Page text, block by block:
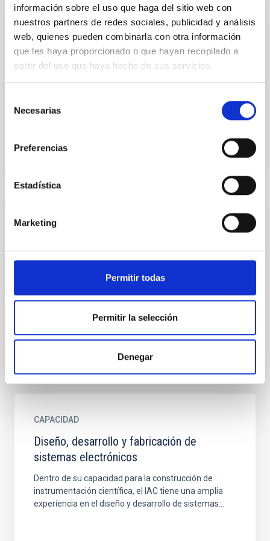
información sobre el uso que haga del sitio web con
nuestros partners de redes sociales, publicidad y análisis
web, quienes pueden combinarla con otra información
que les haya proporcionado o que hayan recopilado a
partir del uso que haya hecho de sus servicios.
Necesarias
Preferencias
Estadística
Marketing
Permitir todas
Permitir la selección
Denegar
CAPACIDAD
Caracterización de detectores
Los detectores, a pesar de su uso tan extendido y
simple en multitud de aplicaciones cotidianas,
utilización en...
aplicaciones informáticas de control
Los avances y la complejidad de los sistemas de
telescopios o infraestructuras donde se deban
CAPACIDAD
Diseño, desarrollo y fabricación de
sistemas electrónicos
Dentro de su capacidad para la construcción de
instrumentación científica, el IAC tiene una amplia
experiencia en el diseño y desarrollo de sistemas...